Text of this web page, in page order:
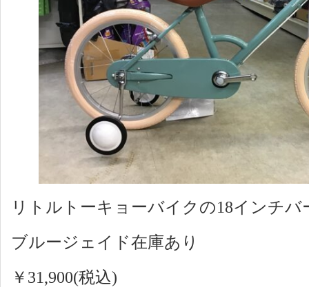
リトルトーキョーバイクの18インチバ
ブルージェイド在庫あり
￥31,900(税込)